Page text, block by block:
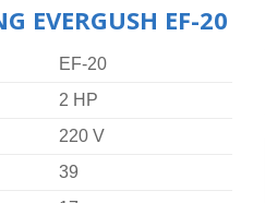
EVERGUSH EF-20
EF-20
2 HP
220 V
39